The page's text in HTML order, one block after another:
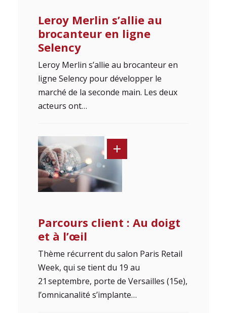
Leroy Merlin s’allie au
brocanteur en ligne
Selency
Leroy Merlin s’allie au brocanteur en
ligne Selency pour développer le
marché de la seconde main. Les deux
acteurs ont…
Parcours client : Au doigt
et à l’œil
Thème récurrent du salon Paris Retail
Week, qui se tient du 19 au
21 septembre, porte de Versailles (15e),
l’omnicanalité s’implante…